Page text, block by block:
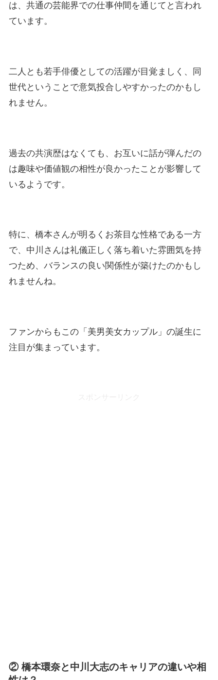
は、共通の芸能界での仕事仲間を通じてと言われ
ています。
二人とも若手俳優としての活躍が目覚ましく、同
世代ということで意気投合しやすかったのかもし
れません。
過去の共演歴はなくても、お互いに話が弾んだの
は趣味や価値観の相性が良かったことが影響して
いるようです。
特に、橋本さんが明るくお茶目な性格である一方
で、中川さんは礼儀正しく落ち着いた雰囲気を持
つため、バランスの良い関係性が築けたのかもし
れませんね。
ファンからもこの「美男美女カップル」の誕生に
注目が集まっています。
② 橋本環奈と中川大志のキャリアの違いや相